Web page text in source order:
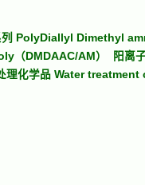
列 PolyDiallyl Dimethyl
（DMDAAC/AM）
阳离
理化学品 Water